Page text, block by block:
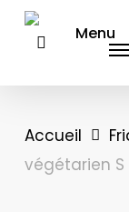
Skip
Menu
Accueil
végétarien